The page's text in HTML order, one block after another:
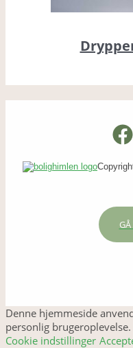
Denne hjemmeside
personlig brugeroplevelse.
Cookie indstillinger